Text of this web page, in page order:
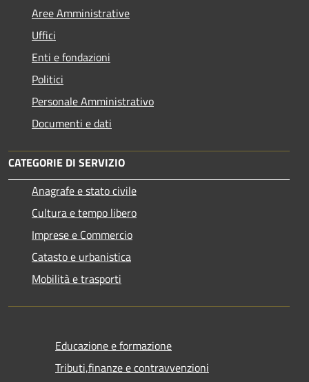
Aree Amministrative
Uffici
Enti e fondazioni
Politici
Personale Amministrativo
Documenti e dati
CATEGORIE DI SERVIZIO
Anagrafe e stato civile
Cultura e tempo libero
Imprese e Commercio
Catasto e urbanistica
Mobilità e trasporti
Educazione e formazione
Tributi,finanze e contravvenzioni